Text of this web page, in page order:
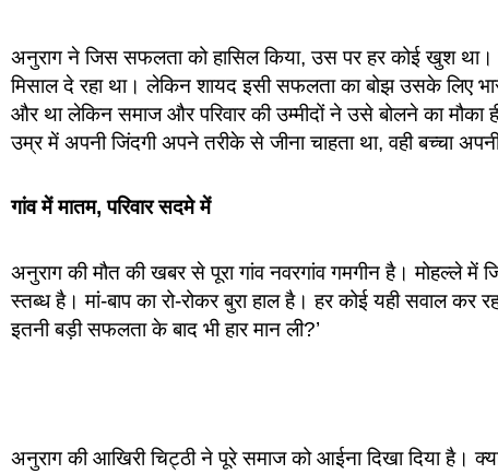
अनुराग ने जिस सफलता को हासिल किया, उस पर हर कोई खुश था।
मिसाल दे रहा था। लेकिन शायद इसी सफलता का बोझ उसके लिए
और था लेकिन समाज और परिवार की उम्मीदों ने उसे बोलने का मौका
उम्र में अपनी जिंदगी अपने तरीके से जीना चाहता था, वही बच्चा
गांव में मातम, परिवार सदमे में
अनुराग की मौत की खबर से पूरा गांव नवरगांव गमगीन है। मोहल्ले
स्तब्ध है। मां-बाप का रो-रोकर बुरा हाल है। हर कोई यही सवाल कर
इतनी बड़ी सफलता के बाद भी हार मान ली?’
अनुराग की आखिरी चिट्ठी ने पूरे समाज को आईना दिखा दिया